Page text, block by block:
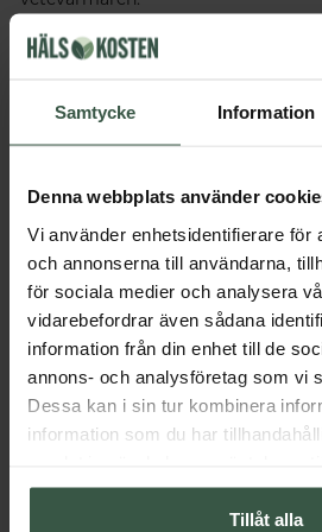
Samtycke Information
Denna webbplats använder
Vi använder enhetsidentifierare för
och annonserna till användarna,
för sociala medier och analysera
vidarebefordrar även sådana
information från din enhet till de
annons- och analysföretag som vi
Dessa kan i sin tur kombinera
information som du har
Tillåt alla
Hållbarhetscertifierade av B Corp
företag ska vara en kraft för gott,
får denna certifiering. Det betyder
offentlig insyn och juridiskt ansvar
och syfte.
Tillverkningsland
Innehåll
Dosering & användning